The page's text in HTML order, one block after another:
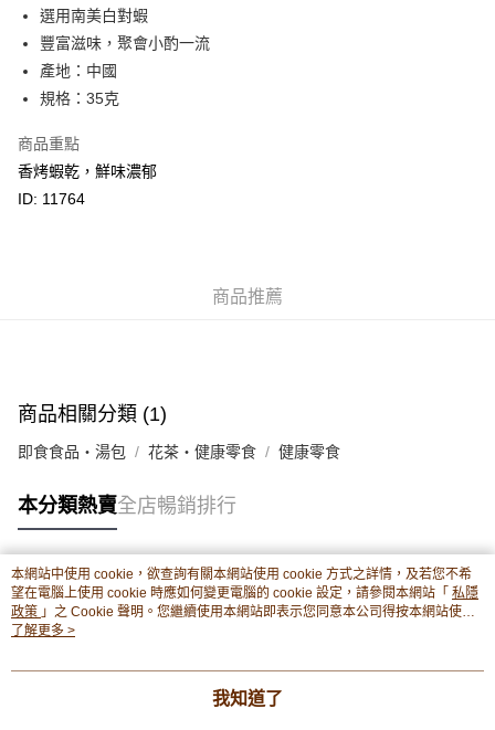
AlipayHK
PayMe
WeChat Pay
BoC Pay
其他轉帳方式
相關說明
並WhatsApp 90719878 或電郵eshop@premierfood.com.hk，我們在收到
順豐智能櫃(智能櫃取件要視乎包裹尺寸限制，如包裹過大，
每筆HK$80.00，滿HK$380.00或以上免運費
滿$380免運費 - 送貨到家(3-5個工作天內送達)
每筆HK$80.00，滿HK$380.00或以上免運費
付款後門市自取 (3-6天可到店取) (取貨請自備購物袋)
選用南美白對蝦
豐富滋味，聚會小酌一流
產地：中國
規格：35克
商品重點
香烤蝦乾，鮮味濃郁
ID: 11764
商品推薦
商品相關分類 (1)
即食食品・湯包 花茶・健康零食 健康零食
本分類熱賣全店暢銷排行
熱門標籤
熱銷排行
本網站中使用 cookie，欲查詢有關本網站使用 cookie 方式之詳情，及若您不希
望在電腦上使用 cookie 時應如何變更電腦的 cookie 設定，請參閱本網站「 私隱
政策 」之 Cookie 聲明。您繼續使用本網站即表示您同意本公司得按本網站使用
條款之 Cookie 聲明使用 cookie。
了解更多 >
我知道了